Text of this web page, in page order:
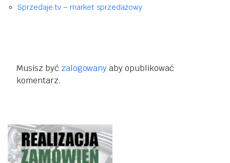
Sprzedaje.tv – market sprzedażowy
Musisz być zalogowanyaby opublikować
komentarz.